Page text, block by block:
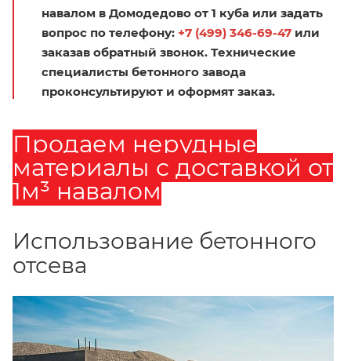
навалом в Домодедово от 1 куба или задать
вопрос по телефону: +7 (499) 346-69-47 или
заказав обратный звонок. Технические
специалисты бетонного завода
проконсультируют и оформят заказ.
Продаем нерудные
материалы с доставкой от
1м³ навалом
Использование бетонного
отсева